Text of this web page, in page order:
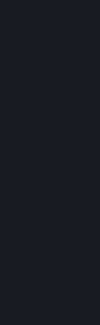
（二） 我们只会在
行要求的或基于您的
人信息，在超出存储
者匿名化处理。此外
我们会在终止内容和
但
策、命令等另有要求
在
等目的，无法完全删
所购买的游戏中的排
不会删除该信息。当
时间内完成对您的账
五、 我们如何共享
1. 我们不会与任何公
下情况及本政策明确
（1） 我们已事先获
（2） 根据适用的法
2. 为了提供优质的
共享您的个人信息。
政策中所声明目的的